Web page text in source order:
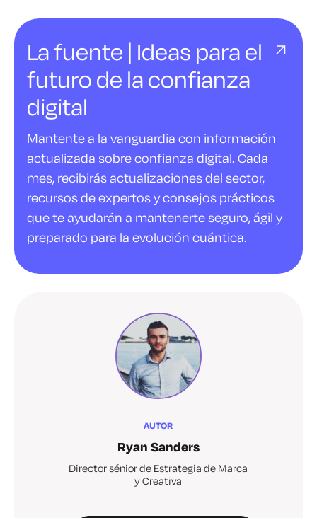
La fuente | Ideas para el
futuro de la confianza
digital
Mantente a la vanguardia con información
actualizada sobre confianza digital. Cada
mes, recibirás actualizaciones del sector,
recursos de expertos y consejos prácticos
que te ayudarán a mantenerte seguro, ágil y
preparado para la evolución cuántica.
AUTOR
Ryan Sanders
Director sénior de Estrategia de Marca
y Creativa